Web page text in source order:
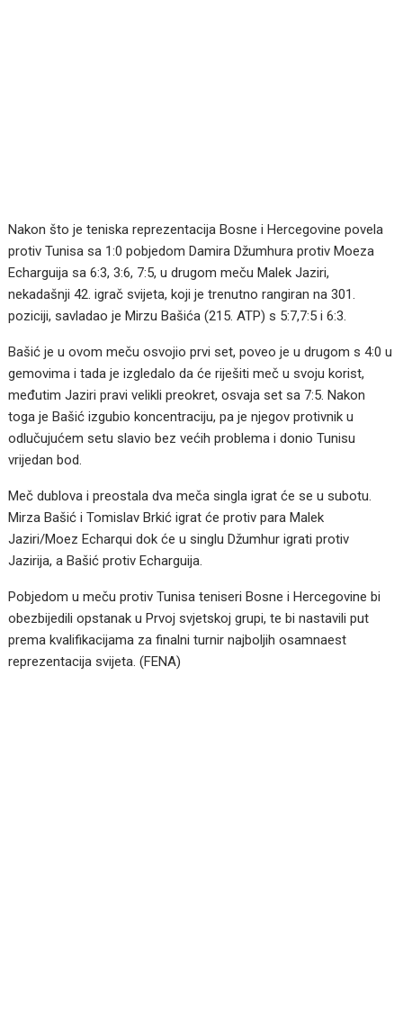
Nakon što je teniska reprezentacija Bosne i Hercegovine povela
protiv Tunisa sa 1:0 pobjedom Damira Džumhura protiv Moeza
Echarguija sa 6:3, 3:6, 7:5, u drugom meču Malek Jaziri,
nekadašnji 42. igrač svijeta, koji je trenutno rangiran na 301.
poziciji, savladao je Mirzu Bašića (215. ATP) s 5:7,7:5 i 6:3.
Bašić je u ovom meču osvojio prvi set, poveo je u drugom s 4:0 u
gemovima i tada je izgledalo da će riješiti meč u svoju korist,
međutim Jaziri pravi velikli preokret, osvaja set sa 7:5. Nakon
toga je Bašić izgubio koncentraciju, pa je njegov protivnik u
odlučujućem setu slavio bez većih problema i donio Tunisu
vrijedan bod.
Meč dublova i preostala dva meča singla igrat će se u subotu.
Mirza Bašić i Tomislav Brkić igrat će protiv para Malek
Jaziri/Moez Echarqui dok će u singlu Džumhur igrati protiv
Jazirija, a Bašić protiv Echarguija.
Pobjedom u meču protiv Tunisa teniseri Bosne i Hercegovine bi
obezbijedili opstanak u Prvoj svjetskoj grupi, te bi nastavili put
prema kvalifikacijama za finalni turnir najboljih osamnaest
reprezentacija svijeta. (FENA)